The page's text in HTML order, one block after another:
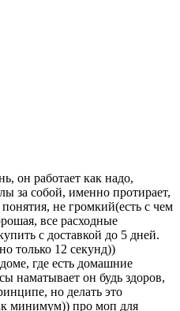
он работает как надо,
за собой, именно протирает,
не громкий(есть с чем
все расходные
с доставкой до 5 дней.
только 12 секунд))
где есть домашние
наматывает он будь здоров,
но делать это
минимум)) про моп для